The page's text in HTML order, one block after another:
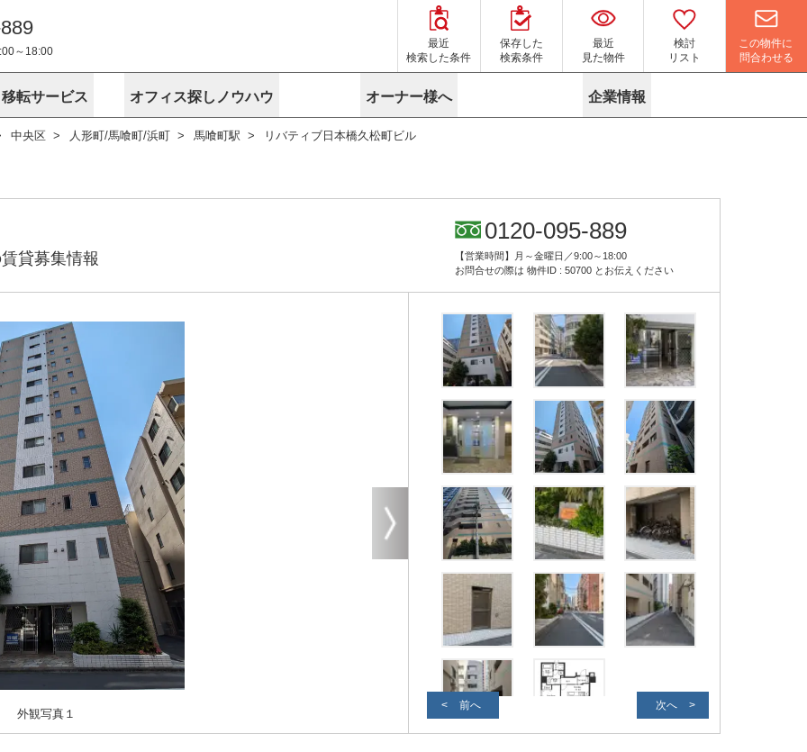
～18:00
最近
検索した条件
保存した
検索条件
最近
見た物件
検討
リスト
この物件に
問合わせる
に探す
ックを探す
埼玉
路線から探す
埼玉のクリニックを探す
千葉
路線から探す
千葉のクリニックを探す
路線から探す
こだわりから探す
地図から探す
名古屋のクリニックを探す
転サービス オフィス探しノウハウ
が選ばれる理由 安心への取り組み
ド オフィス移転に関するお役立ちコンテンツ
オーナー様へ
空室に
物件掲載依頼
蛍光灯の廃止に備えてLED化へ
企業情報
東京本社 神奈川支店 横浜営業所
ベンチャー・フォーラム
中央区 人形町/馬喰町/浜町 馬喰町駅 リバティブ日本橋久松町ビル
貸募集情報
0120-095-889
【営業時間】月～金曜日／9:00～18:00
お問合せの際は 物件ID : 50700 とお伝えください
外観写真１
前へ 次へ